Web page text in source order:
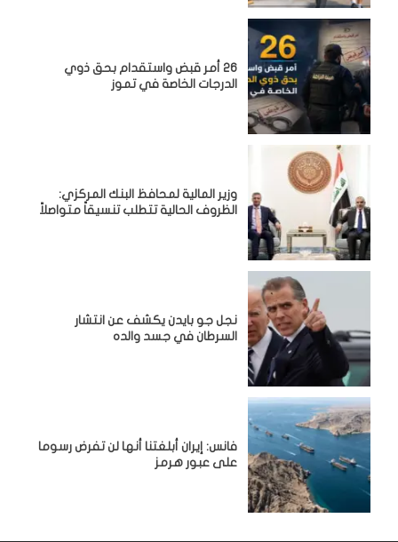
26 أمر قبض واستقدام بحق ذوي
الدرجات الخاصة في تموز
وزير المالية لمحافظ البنك المركزي:
الظروف الحالية تتطلب تنسيقاً متواصلاً
نجل جو بايدن يكشف عن انتشار
السرطان في جسد والده
فانس: إيران أبلغتنا أنها لن تفرض رسوما
على عبور هرمز